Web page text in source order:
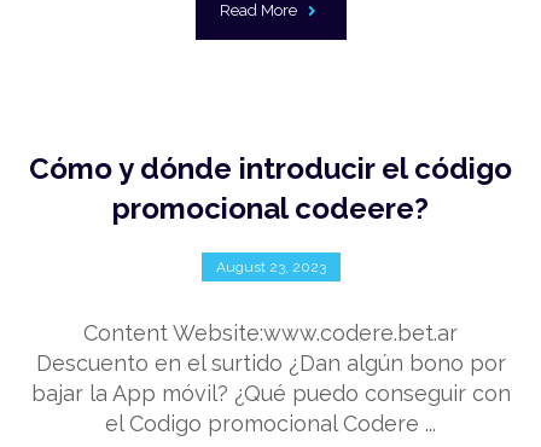
Read More
Cómo y dónde introducir el código
promocional codeere?
August 23, 2023
Content Website:www.codere.bet.ar
Descuento en el surtido ¿Dan algún bono por
bajar la App móvil? ¿Qué puedo conseguir con
el Codigo promocional Codere ...